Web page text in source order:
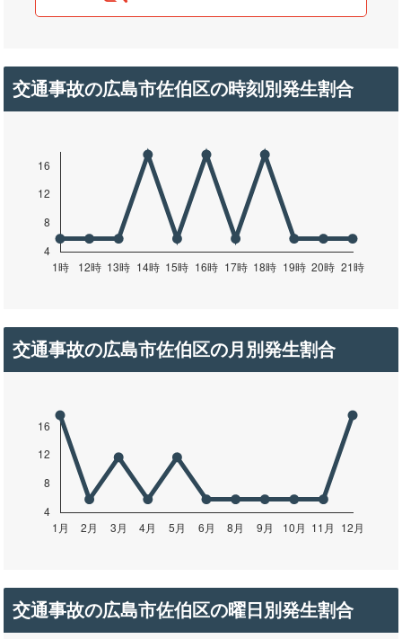
交通事故の広島市佐伯区の時刻別発生割合
交通事故の広島市佐伯区の月別発生割合
交通事故の広島市佐伯区の曜日別発生割合